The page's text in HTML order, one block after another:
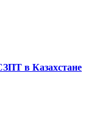
в Казахстане